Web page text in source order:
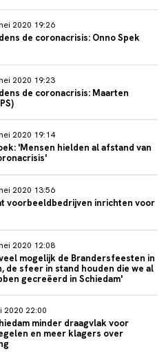
2020 19:26
de coronacrisis: Onno Spek
2020 19:23
de coronacrisis: Maarten
2020 19:14
'Mensen hielden al afstand van
2020 13:56
voorbeeldbedrijven inrichten voor
2020 12:08
mogelijk de Brandersfeesten in
de sfeer in stand houden die we al
gecreëerd in Schiedam'
2020 22:00
minder draagvlak voor
en meer klagers over